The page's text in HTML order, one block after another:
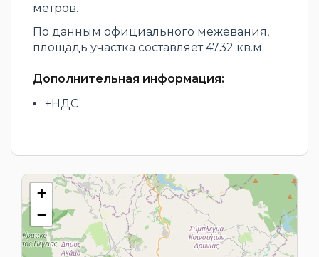
метров.
По данным официального межевания,
площадь участка составляет 4732 кв.м.
Дополнительная информация:
+НДС
+
−